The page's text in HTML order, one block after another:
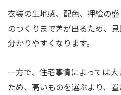
衣装の生地感、配色、押絵の
のつくりまで差が出るため、
分かりやすくなります。
一方で、住宅事情によっては
ため、高いものを選ぶより、